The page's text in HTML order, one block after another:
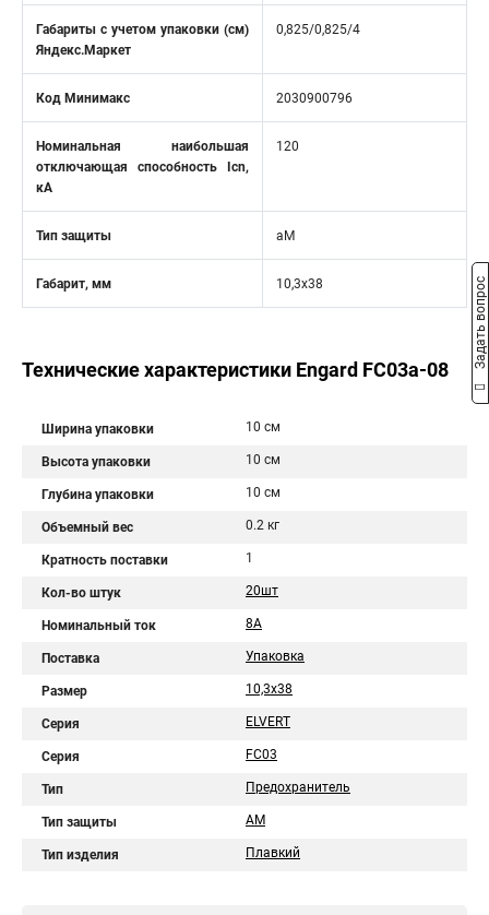
Габариты с учетом упаковки (см)
Яндекс.Маркет
0,825/0,825/4
Код Минимакс 2030900796
Номинальная наибольшая
отключающая способность Icn,
кA
120
Тип защиты aM
Габарит, мм 10,3x38
Технические характеристики Engard FC03a-08
Ширина упаковки 10 см
Высота упаковки 10 см
Глубина упаковки 10 см
Объемный вес 0.2 кг
Кратность поставки 1
Кол-во штук 20шт
Номинальный ток 8A
Поставка Упаковка
Размер 10,3x38
Серия ELVERT
Серия FС03
Тип Предохранитель
Тип защиты AM
Тип изделия Плавкий
Задать вопрос